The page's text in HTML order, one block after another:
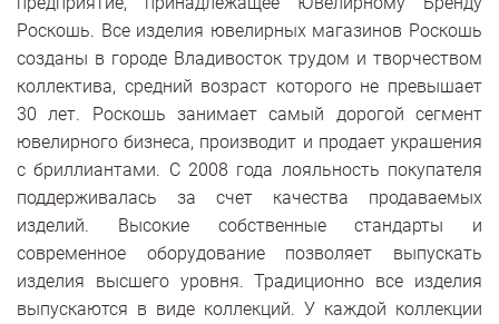
Роскошь. Все изделия ювелирных магазинов Роскошь
созданы в городе Владивосток трудом и творчеством
коллектива, средний возраст которого не превышает
30 лет. Роскошь занимает самый дорогой сегмент
ювелирного бизнеса, производит и продает украшения
с бриллиантами. С 2008 года лояльность покупателя
поддерживалась за счет качества продаваемых
изделий. Высокие собственные стандарты и
современное оборудование позволяет выпускать
изделия высшего уровня. Традиционно все изделия
выпускаются в виде коллекций. У каждой коллекции